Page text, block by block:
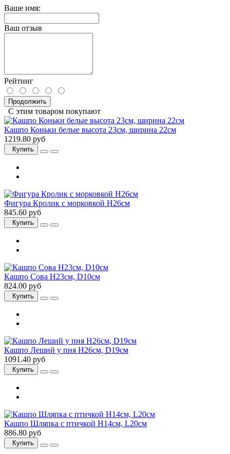
Ваше имя:
Ваш отзыв
Рейтинг
Продолжить
С этим товаром покупают
Кашпо Коньки белые высота 23см, ширина 22см
1219.80 руб
Купить
Фигура Кролик с морковкой H26см
845.60 руб
Купить
Кашпо Сова H23см, D10см
824.00 руб
Купить
Кашпо Леший у пня H26см, D19см
1091.40 руб
Купить
Кашпо Шляпка с птичкой H14см, L20см
886.80 руб
Купить